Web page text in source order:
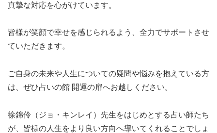
真摯な対応を心がけています。
皆様が笑顔で幸せを感じられるよう、全力でサポートさせ
ていただきます。
ご自身の未来や人生についての疑問や悩みを抱えている方
は、ぜひ占いの館 開運の扉へお越しください。
徐錦伶（ジョ・キンレイ）先生をはじめとする占い師たち
が、皆様の人生をより良い方向へ導いてくれることでしょ